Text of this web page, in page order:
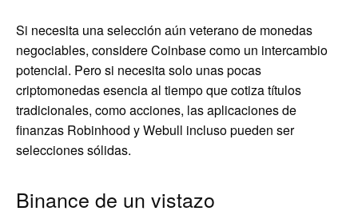
Si necesita una selección aún veterano de monedas
negociables, considere Coinbase como un intercambio
potencial. Pero si necesita solo unas pocas
criptomonedas esencia al tiempo que cotiza títulos
tradicionales, como acciones, las aplicaciones de
finanzas Robinhood y Webull incluso pueden ser
selecciones sólidas.
Binance de un vistazo